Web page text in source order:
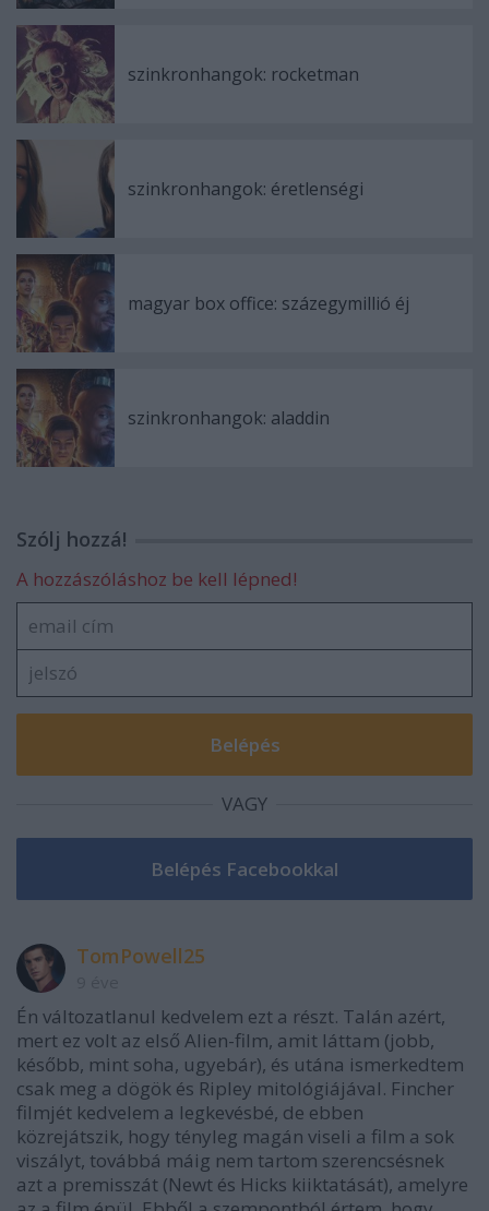
szinkronhangok: rocketman
szinkronhangok: éretlenségi
magyar box office: százegymillió éj
szinkronhangok: aladdin
Szólj hozzá!
A hozzászóláshoz be kell lépned!
VAGY
TomPowell25
Én változatlanul kedvelem ezt a részt. Talán azért,
mert ez volt az első Alien-film, amit láttam (jobb,
később, mint soha, ugyebár), és utána ismerkedtem
csak meg a dögök és Ripley mitológiájával. Fincher
filmjét kedvelem a legkevésbé, de ebben
közrejátszik, hogy tényleg magán viseli a film a sok
viszályt, továbbá máig nem tartom szerencsésnek
azt a premisszát (Newt és Hicks kiiktatását), amelyre